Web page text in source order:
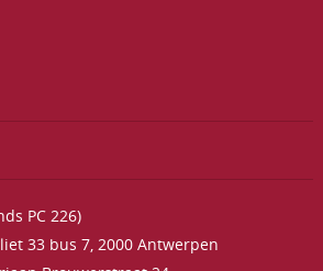
PC 226)
33 bus 7, 2000 Antwerpen